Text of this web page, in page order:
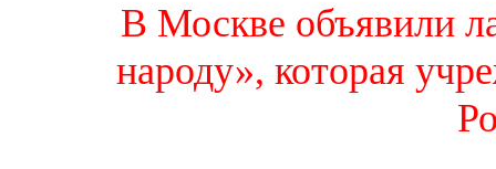
В Москве объявили
народу», которая